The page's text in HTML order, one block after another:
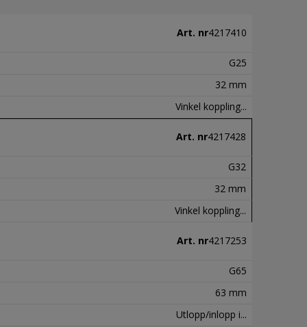
Art. nr4217410
G25
32 mm
Vinkel koppling...
Art. nr4217428
G32
32 mm
Vinkel koppling...
Art. nr4217253
G65
63 mm
Utlopp/inlopp i...